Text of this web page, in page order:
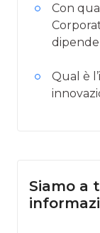
Con
Qual è
Siamo a